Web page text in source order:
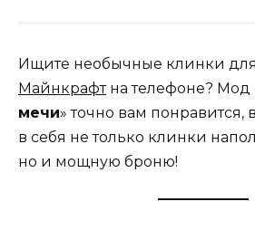
Ищите необычные клинки
Майнкрафтна телефоне? Мод
мечи» точно вам понравится,
в себя не только клинки
но и мощную броню!